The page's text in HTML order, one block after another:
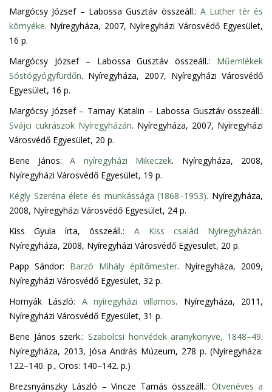
Margócsy József – Labossa Gusztáv összeáll.: A Luther tér és
környéke. Nyíregyháza, 2007, Nyíregyházi Városvédő Egyesület,
16 p.
Margócsy József – Labossa Gusztáv összeáll.: Műemlékek
Sóstógyógyfürdőn. Nyíregyháza, 2007, Nyíregyházi Városvédő
Egyesület, 16 p.
Margócsy József – Tarnay Katalin – Labossa Gusztáv összeáll.:
Svájci cukrászok Nyíregyházán. Nyíregyháza, 2007, Nyíregyházi
Városvédő Egyesület, 20 p.
Bene János: A nyíregyházi Mikeczek. Nyíregyháza, 2008,
Nyíregyházi Városvédő Egyesület, 19 p.
Kégly Szeréna élete és munkássága (1868–1953). Nyíregyháza,
2008, Nyíregyházi Városvédő Egyesület, 24 p.
Kiss Gyula írta, összeáll.: A Kiss család Nyíregyházán.
Nyíregyháza, 2008, Nyíregyházi Városvédő Egyesület, 20 p.
Papp Sándor: Barzó Mihály építőmester. Nyíregyháza, 2009,
Nyíregyházi Városvédő Egyesület, 32 p.
Hornyák László: A nyíregyházi villamos. Nyíregyháza, 2011,
Nyíregyházi Városvédő Egyesület, 31 p.
Bene János szerk.: Szabolcsi honvédek aranykönyve, 1848–49.
Nyíregyháza, 2013, Jósa András Múzeum, 278 p. (Nyíregyháza:
122–140. p., Oros: 140–142. p.)
Brezsnyánszky László – Vincze Tamás összeáll.: Ötvenéves a